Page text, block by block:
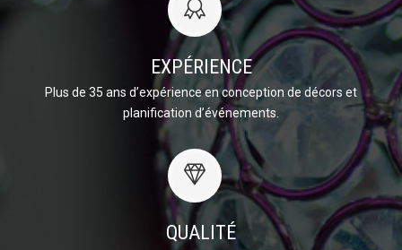
EXPÉRIENCE
Plus de 35 ans d’expérience en conception de décors et
planification d’événements.
QUALITÉ